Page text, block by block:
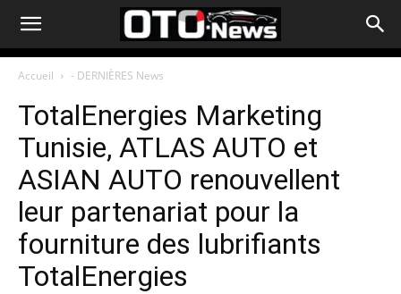
Accueil - DERNIÈRES News
TotalEnergies Marketing
Tunisie, ATLAS AUTO et
ASIAN AUTO renouvellent
leur partenariat pour la
fourniture des lubrifiants
TotalEnergies